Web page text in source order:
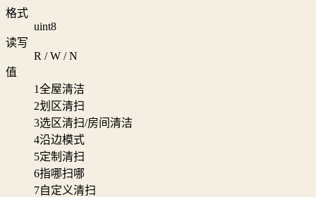
格式
uint8
读写
R / W / N
值
1全屋清洁
2划区清扫
3选区清扫/房间清洁
4沿边模式
5定制清扫
6指哪扫哪
7自定义清扫